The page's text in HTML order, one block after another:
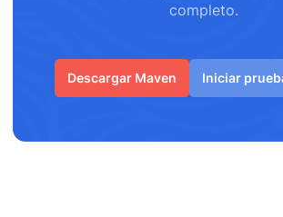
completo.
Descargar Maven Iniciar